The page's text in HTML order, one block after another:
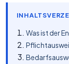
Was ist der